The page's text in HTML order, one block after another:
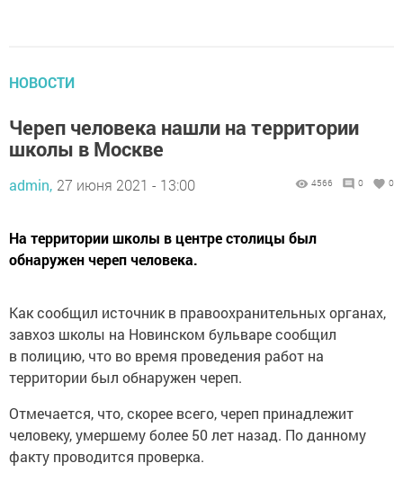
НОВОСТИ
Череп человека нашли на территории
школы в Москве
admin, 27 июня 2021 - 13:00 4566 0 0
На территории школы в центре столицы был
обнаружен череп человека.
Как сообщил источник в правоохранительных органах,
завхоз школы на Новинском бульваре сообщил
в полицию, что во время проведения работ на
территории был обнаружен череп.
Отмечается, что, скорее всего, череп принадлежит
человеку, умершему более 50 лет назад. По данному
факту проводится проверка.